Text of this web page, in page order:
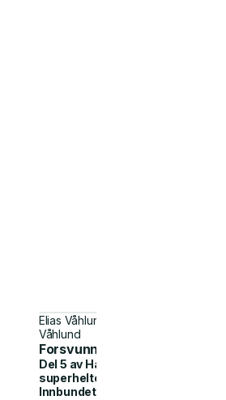
Elias Våhlund, Agnes
Våhlund
Forsvunnet
Del 5 av Håndbok for
superhelter
Innbundet